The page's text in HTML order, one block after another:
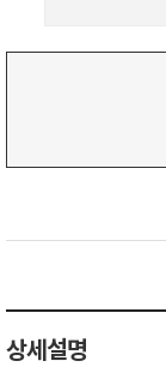
상세설명